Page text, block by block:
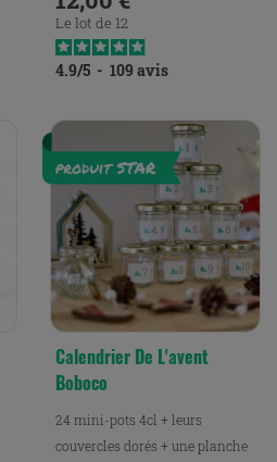
Le lot de 12
4.9/5 - 109 avis
Calendrier De L'avent
Boboco
24 mini-pots 4cl + leurs
couvercles dorés + une planche